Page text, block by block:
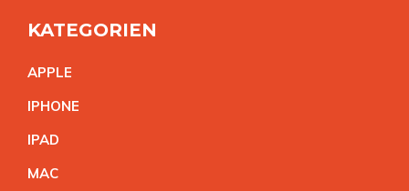
KATEGORIEN
APPLE
IPHONE
IPAD
MAC